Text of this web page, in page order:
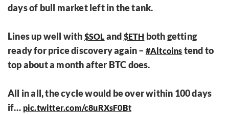
days of bull market left in the tank.
Lines up well with $SOL and $ETH both getting
ready for price discovery again – #Altcoins tend to
top about a month after BTC does.
All in all, the cycle would be over within 100 days
if… pic.twitter.com/c8uRXsF0Bt